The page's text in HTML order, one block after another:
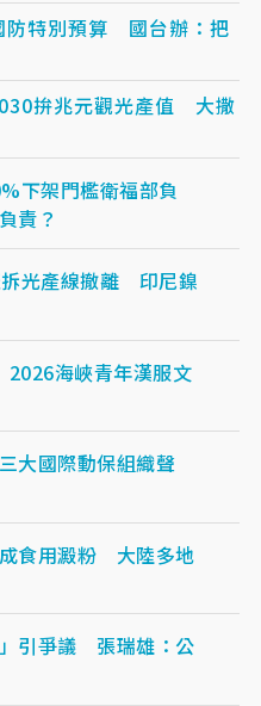
防特別預算 國台辦：把
拚兆元觀光產值 大撒
下架門檻衛福部負
責？
光產線撤離 印尼鎳
海峽青年漢服文
大國際動保組織聲
食用澱粉 大陸多地
引爭議 張瑞雄：公